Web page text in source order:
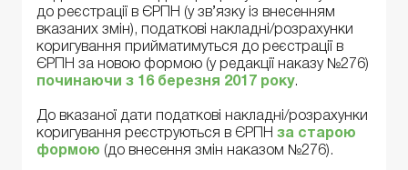
до реєстрації в ЄРПН (у зв’язку із внесенням
вказаних змін), податкові накладні/розрахунки
коригування прийматимуться до реєстрації в
ЄРПН за новою формою (у редакції наказу №276)
починаючи з 16 березня 2017 року.
До вказаної дати податкові накладні/розрахунки
коригування реєструються в ЄРПН за старою
формою (до внесення змін наказом №276).